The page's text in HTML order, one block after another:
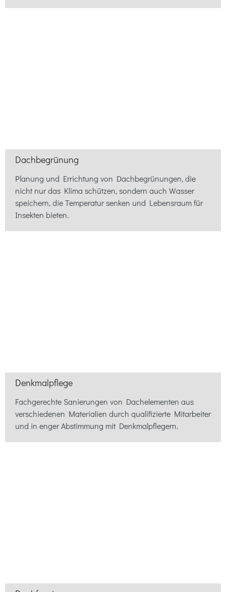
Dachbegrünung
Planung und Errichtung von Dachbegrünungen, die
nicht nur das Klima schützen, sondern auch Wasser
speichern, die Temperatur senken und Lebensraum für
Insekten bieten.
Denkmalpflege
Fachgerechte Sanierungen von Dachelementen aus
verschiedenen Materialien durch qualifizierte Mitarbeiter
und in enger Abstimmung mit Denkmalpflegern.